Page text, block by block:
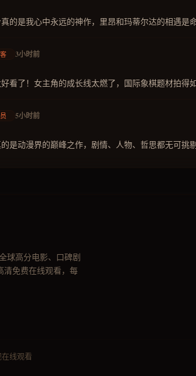
的是我心中永远的神作，里昂和玛蒂尔达的相遇是
3小时前
看了！女主角的成长线太燃了，国际象棋题材拍得
5小时前
是动漫界的巅峰之作，剧情、人物、哲思都无可挑
球高分电影、口碑剧
清免费在线观看，每
线观看